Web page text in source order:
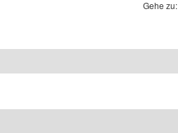
Gehe zu: